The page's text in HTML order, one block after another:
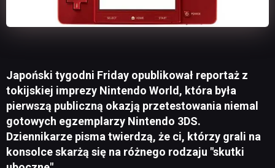
Japoński tygodni Friday opublikował reportaż z
tokijskiej imprezy Nintendo World, która była
pierwszą publiczną okazją przetestowania niemal
gotowych egzemplarzy Nintendo 3DS.
Dziennikarze pisma twierdzą, że ci, którzy grali na
konsolce skarżą się na różnego rodzaju "skutki